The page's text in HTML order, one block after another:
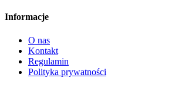
Informacje
O nas
Kontakt
Regulamin
Polityka prywatności